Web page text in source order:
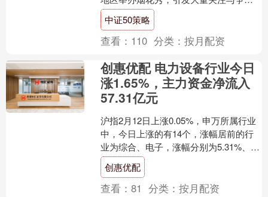
议。环保风波、价值观反噬、消费者
的"脱粉"宣言，一度....
中证50策略
查看： 110 分类：按月配资
创惠优配 电力设备行业今日
涨1.65%，主力资金净流入
57.31亿元
沪指2月12日上涨0.05%，申万所属行业
中，今日上涨的有14个，涨幅居前的行
业为综合、电子，涨幅分别为5.31%、
1.73%。电力设备行业位居今日涨幅榜第
三。....
创惠优配
查看：81 分类：按月配资